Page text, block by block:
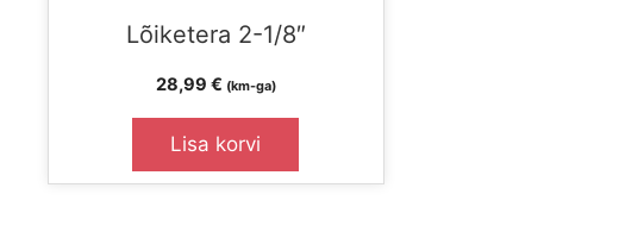
Lõiketera 2-1/8″
28,99 € (km-ga)
Lisa korvi